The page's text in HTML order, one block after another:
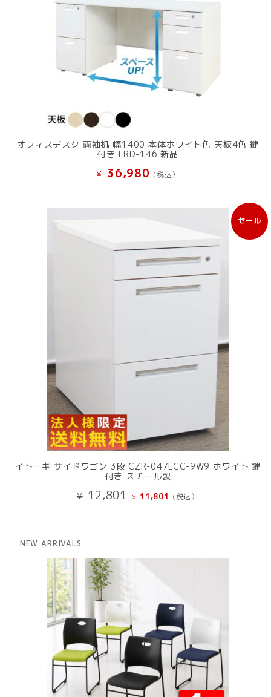
オフィスデスク 両袖机 幅1400 本体ホワイト色 天板4色 鍵
付き LRD-146 新品
¥ 36,980 (税込）
セール
販
売
イトーキ サイドワゴン 3段 CZR-047LCC-9W9 ホワイト 鍵
付き スチール製
¥12,801 元
¥ 11,801 現
(税込）
NEW ARRIVALS